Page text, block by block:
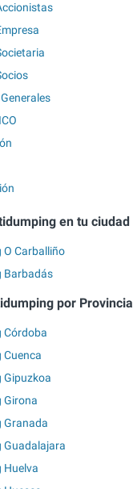
en tu ciudad
Carballiño
Barbadás
por Provincia
Córdoba
Gipuzkoa
Girona
Granada
Guadalajara
Huelva